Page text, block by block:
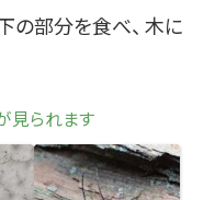
の部分を食べ、 木に
見られます